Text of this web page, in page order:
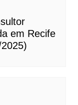
em Recife